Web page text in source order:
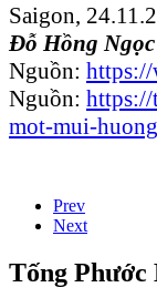
Saigon,
Đỗ Hồng Ngọc
Nguồn:
Nguồn: https://
mot-mui-huong
Prev
Next
Tống Phước